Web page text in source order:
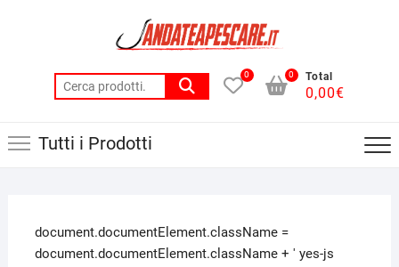
0 Total
0,00€
0
Tutti i Prodotti
document.documentElement.className =
document.documentElement.className + ' yes-js